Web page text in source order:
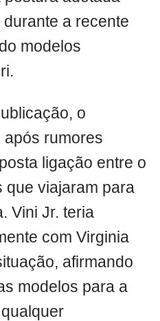
a recente
modelos
o
rumores
ligação entre o
que viajaram para
Vini Jr. teria
com Virginia
afirmando
modelos para a